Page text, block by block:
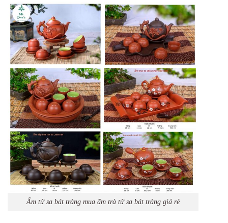
Ấm tử sa bát tràng mua ấm trà tử sa bát tràng giá rẻ